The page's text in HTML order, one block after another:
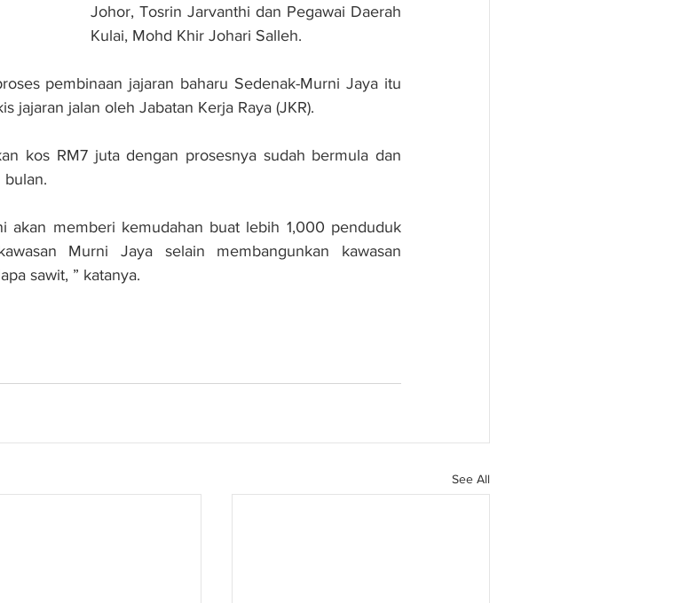
Johor, Tosrin Jarvanthi dan Pegawai Daerah
Kulai, Mohd Khir Johari Salleh.
pembinaan jajaran baharu Sedenak-Murni Jaya itu
jajaran jalan oleh Jabatan Kerja Raya (JKR).
kos RM7 juta dengan prosesnya sudah bermula dan
bulan.
akan memberi kemudahan buat lebih 1,000 penduduk
Murni Jaya selain membangunkan kawasan
sawit, ” katanya.
See All